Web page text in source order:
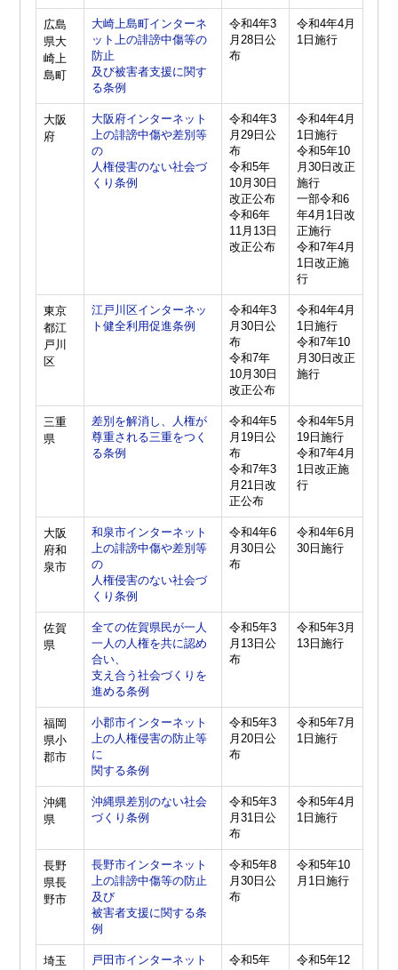
広島
県大
崎上
島町
大崎上島町インターネ
ット上の誹謗中傷等の
防止
及び被害者支援に関す
る条例
令和4年3
月28日公
布
令和4年4月
1日施行
大阪
府
大阪府インターネット
上の誹謗中傷や差別等
の
人権侵害のない社会づ
くり条例
令和4年3
月29日公
布
令和5年
10月30日
改正公布
令和6年
11月13日
改正公布
令和4年4月
1日施行
令和5年10
月30日改正
施行
一部令和6
年4月1日改
正施行
令和7年4月
1日改正施
行
東京
都江
戸川
区
江戸川区インターネッ
ト健全利用促進条例
令和4年3
月30日公
布
令和7年
10月30日
改正公布
令和4年4月
1日施行
令和7年10
月30日改正
施行
三重
県
差別を解消し、人権が
尊重される三重をつく
る条例
令和4年5
月19日公
布
令和7年3
月21日改
正公布
令和4年5月
19日施行
令和7年4月
1日改正施
行
大阪
府和
泉市
和泉市インターネット
上の誹謗中傷や差別等
の
人権侵害のない社会づ
くり条例
令和4年6
月30日公
布
令和4年6月
30日施行
佐賀
県
全ての佐賀県民が一人
一人の人権を共に認め
合い、
支え合う社会づくりを
進める条例
令和5年3
月13日公
布
令和5年3月
13日施行
福岡
県小
郡市
小郡市インターネット
上の人権侵害の防止等
に
関する条例
令和5年3
月20日公
布
令和5年7月
1日施行
沖縄
県
沖縄県差別のない社会
づくり条例
令和5年3
月31日公
布
令和5年4月
1日施行
長野
県長
野市
長野市インターネット
上の誹謗中傷等の防止
及び
被害者支援に関する条
例
令和5年8
月30日公
布
令和5年10
月1日施行
埼玉
戸田市インターネット
令和5年
令和5年12